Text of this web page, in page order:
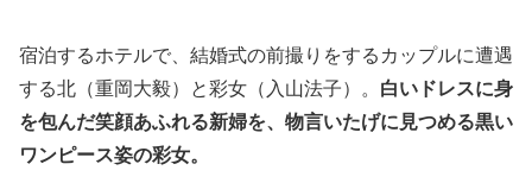
宿泊するホテルで、結婚式の前撮りをするカップルに遭遇
する北（重岡大毅）と彩女（入山法子）。 白いドレスに身
を包んだ笑顔あふれる新婦を、物言いたげに見つめる黒い
ワンピース姿の彩女。